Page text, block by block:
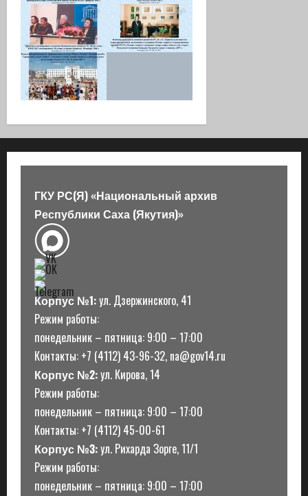
ГКУ РС(Я) «Национальный архив
Республики Саха (Якутия)»
Корпус №1:ул. Дзержинского, 41
Режим работы:
понедельник – пятница: 9:00 – 17:00
Контакты: +7 (4112) 43-96-32, na@gov14.ru
Корпус №2:ул. Кирова, 14
Режим работы:
понедельник – пятница: 9:00 – 17:00
Контакты: +7 (4112) 45-00-61
Корпус №3:ул. Рихарда Зорге, 11/1
Режим работы:
понедельник – пятница: 9:00 – 17:00